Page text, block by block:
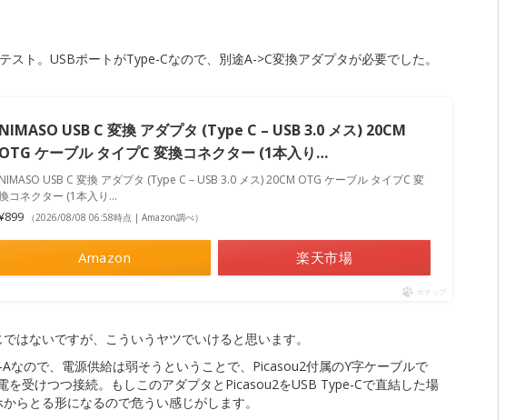
スト。USBポートがType-Cなので、別途A->C変換アダプタが必要でした。
NIMASO USB C 変換 アダプタ (Type C – USB 3.0 メス) 20CM
OTG ケーブル タイプC 変換コネクター (1本入り…
NIMASO USB C 変換 アダプタ (Type C – USB 3.0 メス) 20CM OTG ケーブル タイプC 変
コネクター (1本入り…
（2026/08/08 06:58時点 | Amazon調べ）
Amazon 楽天市場
ポチップ
はないですが、こういうヤツでいけると思います。
なので、電源供給は弱そうということで、Picasou2付属のY字ケーブルで
を受けつつ接続。もしこのアダプタとPicasou2をUSB Type-Cで直結した場
らとる形になるので危うい感じがします。